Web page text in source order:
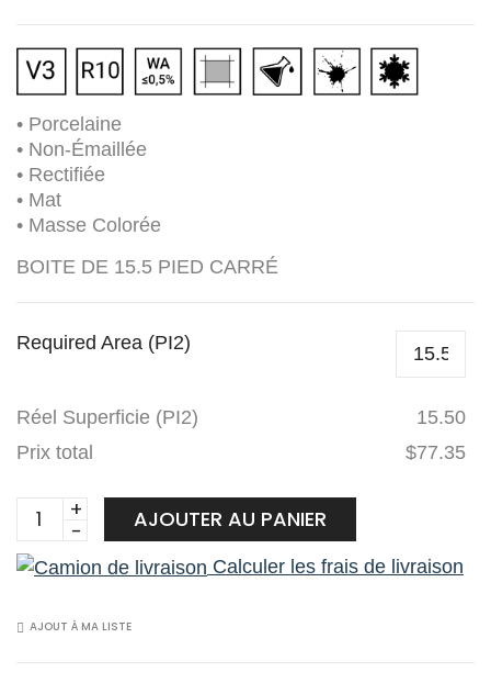
• Porcelaine
• Non-Émaillée
• Rectifiée
• Mat
• Masse Colorée
BOITE DE 15.5 PIED CARRÉ
Required Area (PI2)
Réel Superficie (PI2)
15.50
Prix total
$77.35
Planchers
Tuile
564805040R
AJOUTER AU PANIER
Calculer les frais de livraison
AJOUT À MA LISTE